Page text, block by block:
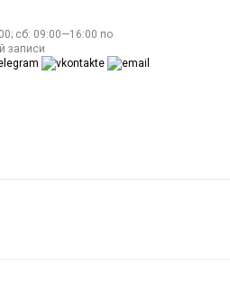
сб: 09:00—16:00 по
записи